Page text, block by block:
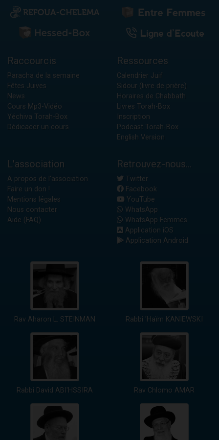
Raccourcis
Paracha de la semaine
Fêtes Juives
News
Cours Mp3-Vidéo
Yéchiva Torah-Box
Dédicacer un cours
Ressources
Calendrier Juif
Sidour (livre de prière)
Horaires de Chabbath
Livres Torah-Box
Inscription
Podcast Torah-Box
English Version
L'association
A propos de l'association
Faire un don !
Mentions légales
Nous contacter
Aide (FAQ)
Retrouvez-nous...
Twitter
Facebook
YouTube
WhatsApp
WhatsApp Femmes
Application iOS
Application Android
Rav Aharon L. STEINMAN Rabbi 'Haïm KANIEWSKI
Rabbi David ABI'HSSIRA Rav Chlomo AMAR